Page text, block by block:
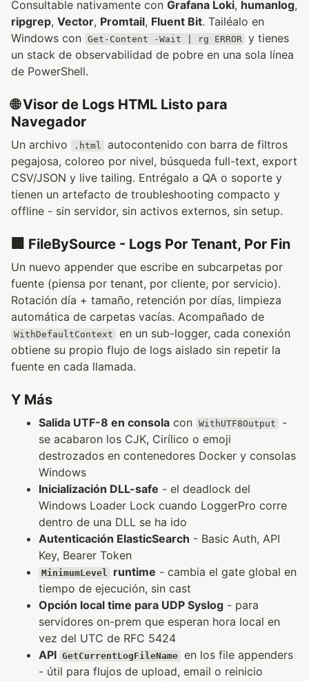
Consultable nativamente con Grafana Loki, humanlog,
ripgrep, Vector, Promtail, Fluent Bit. Tailéalo en
Windows con Get-Content -Wait | rg ERROR
y tienes
un stack de observabilidad de pobre en una sola línea
de PowerShell.
🌐 Visor de Logs HTML Listo para
Navegador
Un archivo .html
autocontenido con barra de filtros
pegajosa, coloreo por nivel, búsqueda full-text, export
CSV/JSON y live tailing. Entrégalo a QA o soporte y
tienen un artefacto de troubleshooting compacto y
offline - sin servidor, sin activos externos, sin setup.
🏢 FileBySource - Logs Por Tenant, Por Fin
Un nuevo appender que escribe en subcarpetas por
fuente (piensa por tenant, por cliente, por servicio).
Rotación día + tamaño, retención por días, limpieza
automática de carpetas vacías. Acompañado de
WithDefaultContext
en un sub-logger, cada conexión
obtiene su propio flujo de logs aislado sin repetir la
fuente en cada llamada.
Y Más
Salida UTF-8 en consola con WithUTF8Output
-
se acabaron los CJK, Cirílico o emoji
destrozados en contenedores Docker y consolas
Windows
Inicialización DLL-safe - el deadlock del
Windows Loader Lock cuando LoggerPro corre
dentro de una DLL se ha ido
Autenticación ElasticSearch - Basic Auth, API
Key, Bearer Token
MinimumLevel runtime - cambia el gate global en
tiempo de ejecución, sin cast
Opción local time para UDP Syslog - para
servidores on-prem que esperan hora local en
vez del UTC de RFC 5424
API GetCurrentLogFileName
en los file appenders
- útil para flujos de upload, email o reinicio